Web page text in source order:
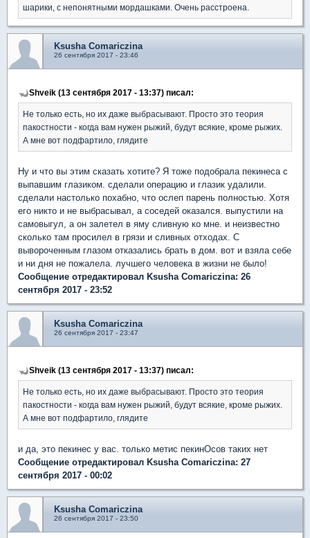
шарики, с непонятными мордашками. Очень расстроена.
Ksusha Comariczina
26 сентября 2017 - 23:46
Shveik (13 сентября 2017 - 13:37) писал:
Не только есть, но их даже выбрасывают. Просто это теория
пакостности - когда вам нужен рыжий, будут всякие, кроме рыжих.
А мне вот подфартило, глядите
Ну и что вы этим сказать хотите? Я тоже подобрала пекинеса с
выпавшим глазиком. сделали операцию и глазик удалили.
сделали настолько похабно, что ослеп парень полностью. Хотя
его никто и не выбрасывал, а соседей оказался. выпустили на
самовыгул, а он залетел в яму сливную ко мне. и неизвестно
сколько там просилел в грязи и сливных отходах. С
вывороченным глазом отказались брать в дом. вот и взяла себе
и ни дня не пожалела. лучшего человека в жизни не было!
Сообщение отредактировал Ksusha Comariczina: 26
сентября 2017 - 23:52
Ksusha Comariczina
26 сентября 2017 - 23:47
Shveik (13 сентября 2017 - 13:37) писал:
Не только есть, но их даже выбрасывают. Просто это теория
пакостности - когда вам нужен рыжий, будут всякие, кроме рыжих.
А мне вот подфартило, глядите
и да, это пекинес у вас. только метис пекинОсов таких нет
Сообщение отредактировал Ksusha Comariczina: 27
сентября 2017 - 00:02
Ksusha Comariczina
26 сентября 2017 - 23:50